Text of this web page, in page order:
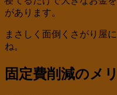
があります。
まさしく面倒くさがり屋
ね。
固定費削減のメ